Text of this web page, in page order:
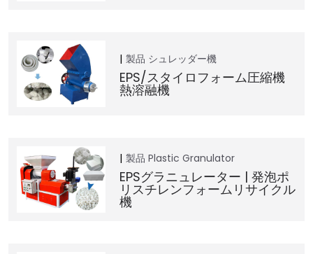
製品 シュレッダー機
EPS/スタイロフォーム圧縮機
熱溶融機
製品 Plastic Granulator
EPSグラニュレーター | 発泡ポ
リスチレンフォームリサイクル
機